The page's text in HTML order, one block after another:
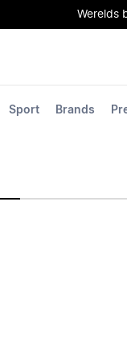
Werelds
Sport Brands